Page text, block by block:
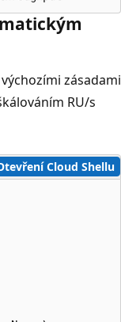
zásadami
RU/s
Cloud Shellu